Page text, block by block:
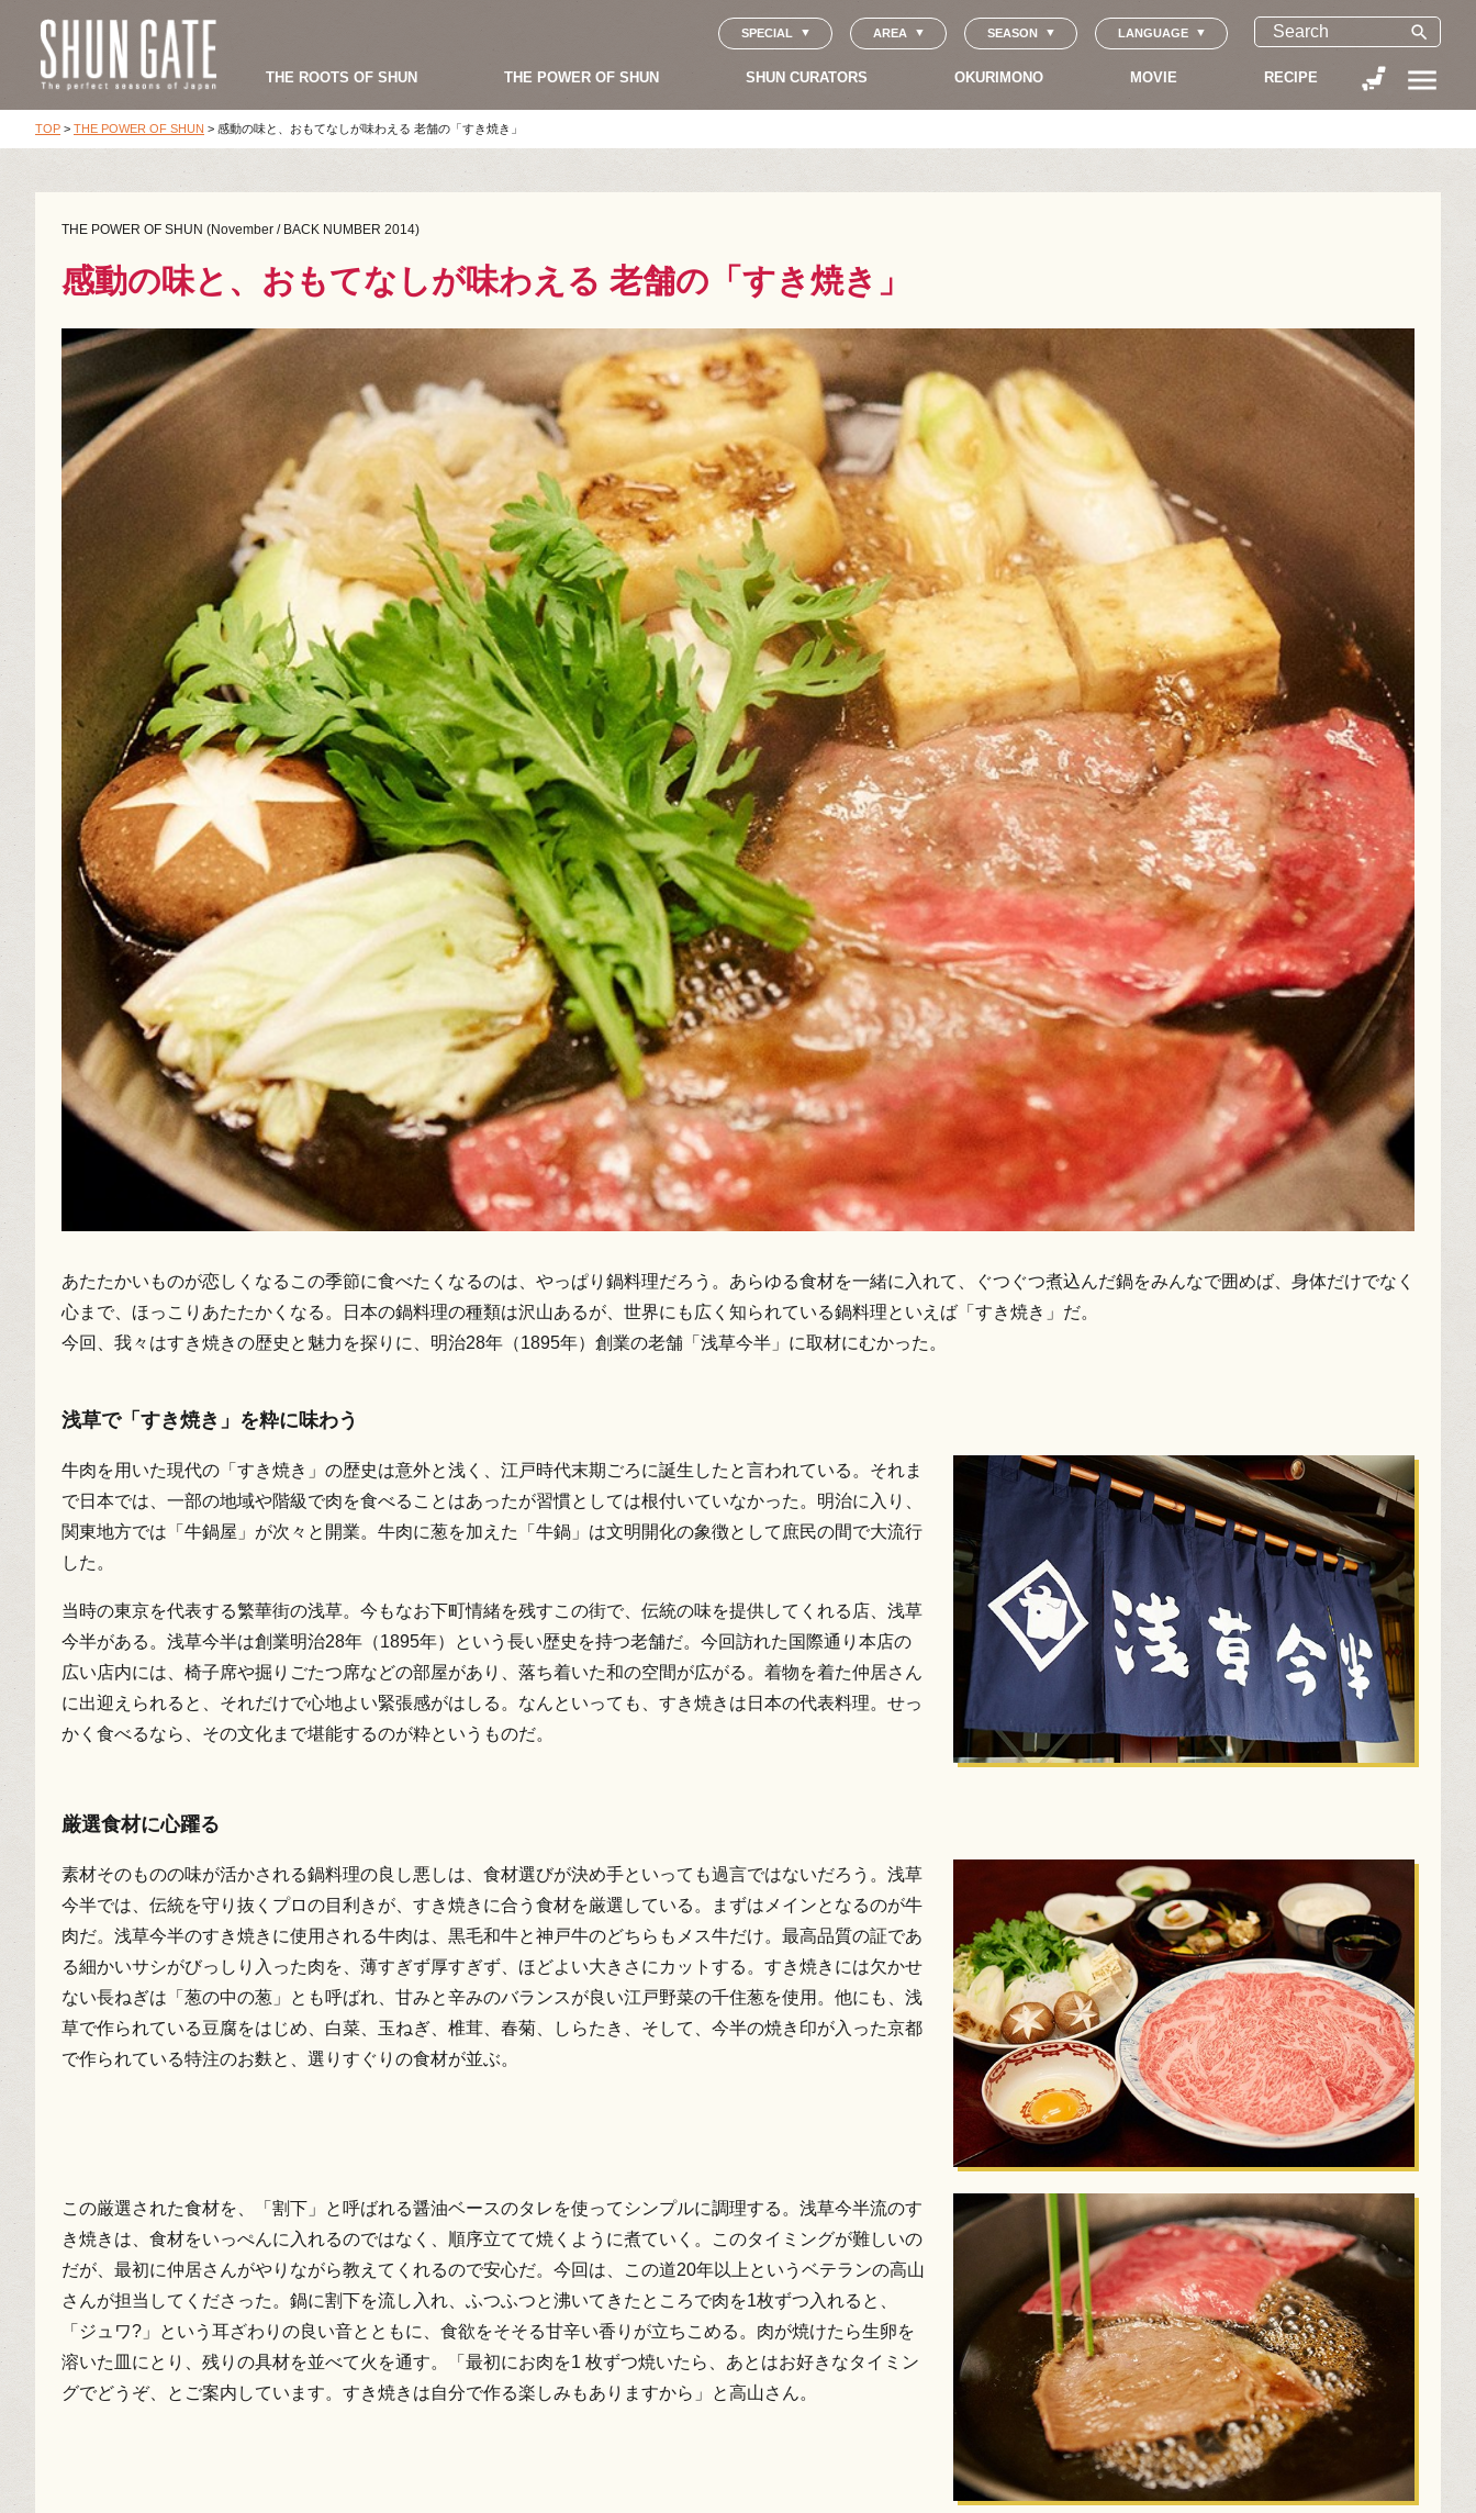
SPECIAL AREA SEASON LANGUAGE search
THE ROOTS OF SHUN THE POWER OF SHUN SHUN CURATORS OKURIMONO MOVIE RECIPE menu
TOP > THE POWER OF SHUN > 感動の味と、おもてなしが味わえる 老舗の「すき焼き」
THE POWER OF SHUN (November / BACK NUMBER 2014)
感動の味と、おもてなしが味わえる 老舗の「すき焼き」
あたたかいものが恋しくなるこの季節に食べたくなるのは、やっぱり鍋料理だろう。あらゆる食材を一緒に入れて、ぐつぐつ煮込んだ鍋をみんなで囲めば、身体だけでなく
心まで、ほっこりあたたかくなる。日本の鍋料理の種類は沢山あるが、世界にも広く知られている鍋料理といえば「すき焼き」だ。
今回、我々はすき焼きの歴史と魅力を探りに、明治28年（1895年）創業の老舗「浅草今半」に取材にむかった。
浅草で「すき焼き」を粋に味わう
牛肉を用いた現代の「すき焼き」の歴史は意外と浅く、江戸時代末期ごろに誕生したと言われている。それま
で日本では、一部の地域や階級で肉を食べることはあったが習慣としては根付いていなかった。明治に入り、
関東地方では「牛鍋屋」が次々と開業。牛肉に葱を加えた「牛鍋」は文明開化の象徴として庶民の間で大流行
した。
当時の東京を代表する繁華街の浅草。今もなお下町情緒を残すこの街で、伝統の味を提供してくれる店、浅草
今半がある。浅草今半は創業明治28年（1895年）という長い歴史を持つ老舗だ。今回訪れた国際通り本店の
広い店内には、椅子席や掘りごたつ席などの部屋があり、落ち着いた和の空間が広がる。着物を着た仲居さん
に出迎えられると、それだけで心地よい緊張感がはしる。なんといっても、すき焼きは日本の代表料理。せっ
かく食べるなら、その文化まで堪能するのが粋というものだ。
厳選食材に心躍る
素材そのものの味が活かされる鍋料理の良し悪しは、食材選びが決め手といっても過言ではないだろう。浅草
今半では、伝統を守り抜くプロの目利きが、すき焼きに合う食材を厳選している。まずはメインとなるのが牛
肉だ。浅草今半のすき焼きに使用される牛肉は、黒毛和牛と神戸牛のどちらもメス牛だけ。最高品質の証であ
る細かいサシがびっしり入った肉を、薄すぎず厚すぎず、ほどよい大きさにカットする。すき焼きには欠かせ
ない長ねぎは「葱の中の葱」とも呼ばれ、甘みと辛みのバランスが良い江戸野菜の千住葱を使用。他にも、浅
草で作られている豆腐をはじめ、白菜、玉ねぎ、椎茸、春菊、しらたき、そして、今半の焼き印が入った京都
で作られている特注のお麩と、選りすぐりの食材が並ぶ。
この厳選された食材を、「割下」と呼ばれる醤油ベースのタレを使ってシンプルに調理する。浅草今半流のす
き焼きは、食材をいっぺんに入れるのではなく、順序立てて焼くように煮ていく。このタイミングが難しいの
だが、最初に仲居さんがやりながら教えてくれるので安心だ。今回は、この道20年以上というベテランの高山
さんが担当してくださった。鍋に割下を流し入れ、ふつふつと沸いてきたところで肉を1枚ずつ入れると、
「ジュワ?」という耳ざわりの良い音とともに、食欲をそそる甘辛い香りが立ちこめる。肉が焼けたら生卵を
溶いた皿にとり、残りの具材を並べて火を通す。「最初にお肉を1 枚ずつ焼いたら、あとはお好きなタイミン
グでどうぞ、とご案内しています。すき焼きは自分で作る楽しみもありますから」と高山さん。